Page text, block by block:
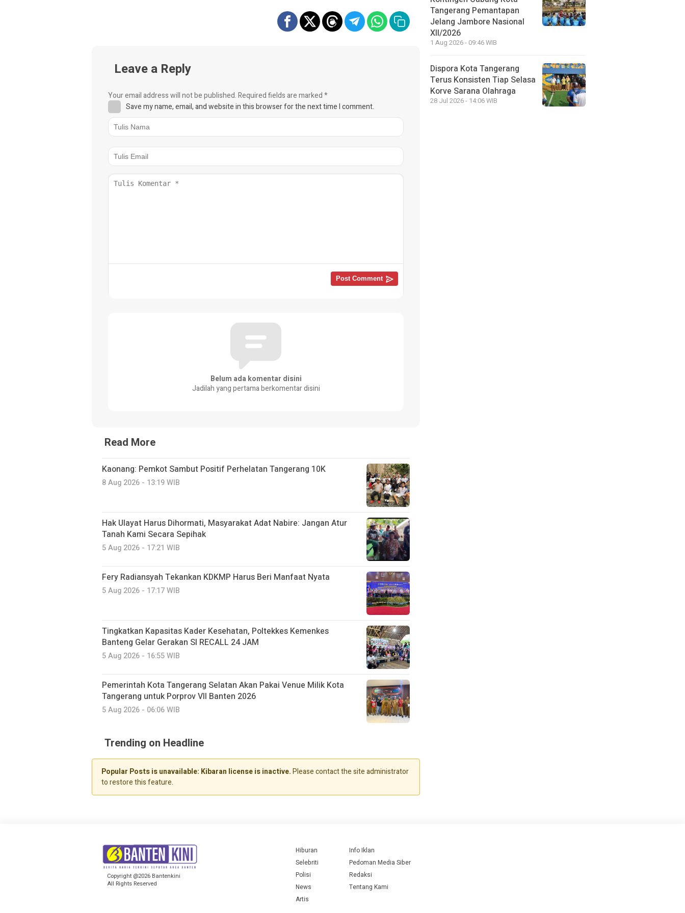
Leave a Reply
Your email address will not be published.Required fields are marked*
Save my name, email, and website in this browser for the next time I comment.
Belum ada komentar disini
Jadilah yang pertama berkomentar disini
Read More
Kaonang: Pemkot Sambut Positif Perhelatan Tangerang 10K
8 Aug 2026 - 13:19 WIB
Hak Ulayat Harus Dihormati, Masyarakat Adat Nabire: Jangan Atur
Tanah Kami Secara Sepihak
5 Aug 2026 - 17:21 WIB
Fery Radiansyah Tekankan KDKMP Harus Beri Manfaat Nyata
5 Aug 2026 - 17:17 WIB
Tingkatkan Kapasitas Kader Kesehatan, Poltekkes Kemenkes
Banteng Gelar Gerakan SI RECALL 24 JAM
5 Aug 2026 - 16:55 WIB
Pemerintah Kota Tangerang Selatan Akan Pakai Venue Milik Kota
Tangerang untuk Porprov VII Banten 2026
5 Aug 2026 - 06:06 WIB
Trending on Headline
Popular Posts is unavailable: Kibaran license is inactive.Please contact the site administrator
to restore this feature.
Tangerang Pemantapan
Jelang Jambore Nasional
XII/2026
1 Aug 2026 - 09:46 WIB
Dispora Kota Tangerang
Terus Konsisten Tiap Selasa
Korve Sarana Olahraga
28 Jul 2026 - 14:06 WIB
Copyright @2026 Bantenkini
All Rights Reserved
Hiburan
Selebriti
Polisi
News
Artis
Info Iklan
Pedoman Media Siber
Redaksi
Tentang Kami